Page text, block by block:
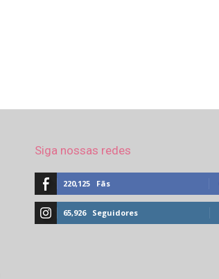
Siga nossas redes
220,125 Fãs
65,926 Seguidores